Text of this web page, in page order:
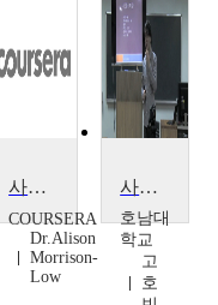
사진술: 빅토리아시대의 센세이션
COURSERA
Dr.Alison
Morrison-
Low
사진영상
호남대
학교
고
호